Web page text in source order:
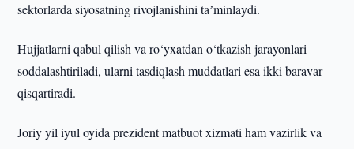
sektorlarda siyosatning rivojlanishini taʼminlaydi.
Hujjatlarni qabul qilish va ro‘yxatdan o‘tkazish jarayonlari
soddalashtiriladi, ularni tasdiqlash muddatlari esa ikki baravar
qisqartiradi.
Joriy yil iyul oyida prezident matbuot xizmati ham vazirlik va